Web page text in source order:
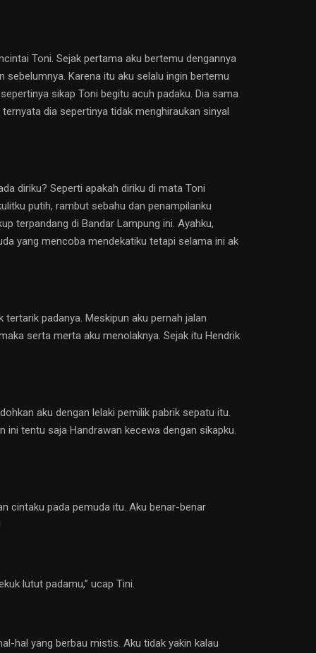
Toni. Sejak pertama aku bertemu dengannya
sebelumnya. Karena itu aku selalu ingin bertemu
sikap Toni begitu acuh padaku. Dia sama
dia sepertinya tidak menghiraukan sinyal
diriku? Seperti apakah diriku di mata Toni
putih, rambut sebahu dan penampilanku
terpandang di Bandar Lampung ini. Ayahku,
yang mencoba mendekatiku tetapi selama ini ak
padanya. Meskipun aku pernah jalan
serta merta aku menolaknya. Sejak itu Hendrik
aku dengan lelaki pemilik pabrik sepatu itu.
tentu saja Handrawan kecewa dengan sikapku.
cintaku pada pemuda itu. Aku benar-benar
lutut padamu,” ucap Tini.
hal yang berbau mistis. Aku tidak yakin kalau